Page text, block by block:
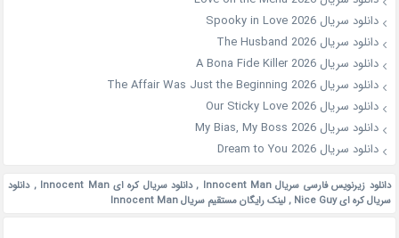
دانلود سریال Spooky in Love 2026
دانلود سریال The Husband 2026
دانلود سریال A Bona Fide Killer 2026
دانلود سریال The Affair Was Just the Beginning 2026
دانلود سریال Our Sticky Love 2026
دانلود سریال My Bias, My Boss 2026
دانلود سریال Dream to You 2026
دانلود زیرنویس فارسی سریال Innocent Man ,دانلود سریال کره ای Innocent Man ,دانلود
سریال کره ای Nice Guy
,لینک رایگان مستقیم سریال Innocent Man